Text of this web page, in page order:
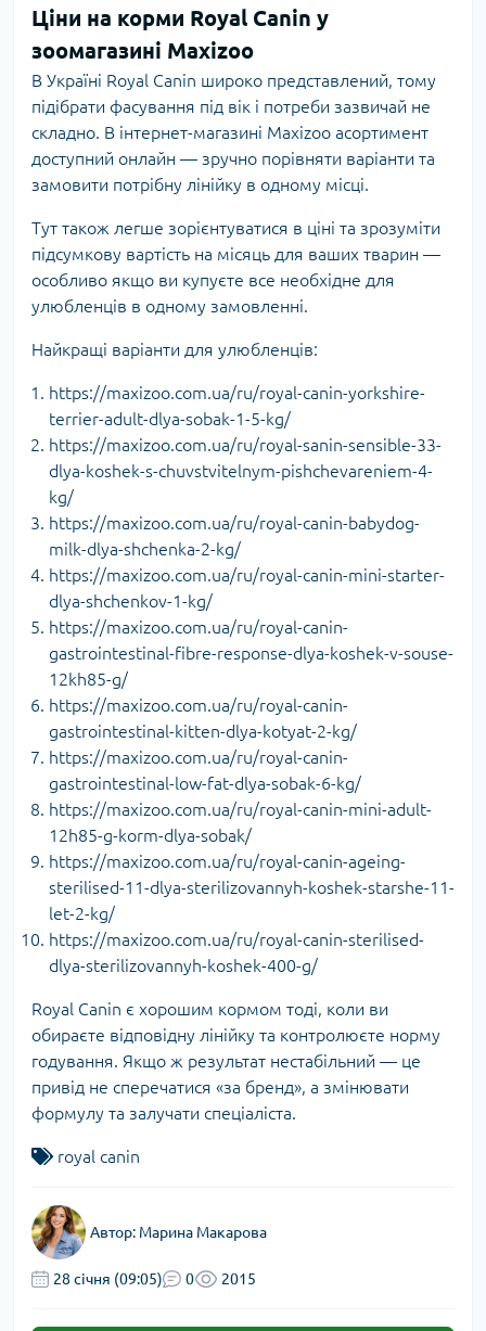
Ціни на корми Royal Canin у
зоомагазині Maxizoo
В Україні Royal Canin широко представлений, тому
підібрати фасування під вік і потреби зазвичай не
складно. В інтернет-магазині Maxizoo асортимент
доступний онлайн — зручно порівняти варіанти та
замовити потрібну лінійку в одному місці.
Тут також легше зорієнтуватися в ціні та зрозуміти
підсумкову вартість на місяць для ваших тварин —
особливо якщо ви купуєте все необхідне для
улюбленців в одному замовленні.
Найкращі варіанти для улюбленців:
https://maxizoo.com.ua/ru/royal-canin-yorkshire-
terrier-adult-dlya-sobak-1-5-kg/
https://maxizoo.com.ua/ru/royal-sanin-sensible-33-
dlya-koshek-s-chuvstvitelnym-pishchevareniem-4-
kg/
https://maxizoo.com.ua/ru/royal-canin-babydog-
milk-dlya-shchenka-2-kg/
https://maxizoo.com.ua/ru/royal-canin-mini-starter-
dlya-shchenkov-1-kg/
https://maxizoo.com.ua/ru/royal-canin-
gastrointestinal-fibre-response-dlya-koshek-v-souse-
12kh85-g/
https://maxizoo.com.ua/ru/royal-canin-
gastrointestinal-kitten-dlya-kotyat-2-kg/
https://maxizoo.com.ua/ru/royal-canin-
gastrointestinal-low-fat-dlya-sobak-6-kg/
https://maxizoo.com.ua/ru/royal-canin-mini-adult-
12h85-g-korm-dlya-sobak/
https://maxizoo.com.ua/ru/royal-canin-ageing-
sterilised-11-dlya-sterilizovannyh-koshek-starshe-11-
let-2-kg/
https://maxizoo.com.ua/ru/royal-canin-sterilised-
dlya-sterilizovannyh-koshek-400-g/
Royal Canin є хорошим кормом тоді, коли ви
обираєте відповідну лінійку та контролюєте норму
годування. Якщо ж результат нестабільний — це
привід не сперечатися «за бренд», а змінювати
формулу та залучати спеціаліста.
royal canin
Автор: Марина Макарова
28 cічня (09:05) 0 2015